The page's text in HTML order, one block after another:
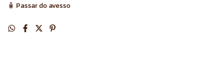
🧴 Passar do avesso